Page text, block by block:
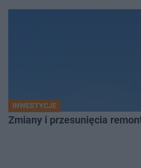
INWESTYCJE
Zmiany i przesunięcia